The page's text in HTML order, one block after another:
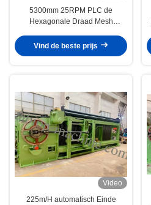
5300mm 25RPM PLC de
Hexagonale Draad Mesh
Vind de beste prijs
Video
225m/H automatisch Einde